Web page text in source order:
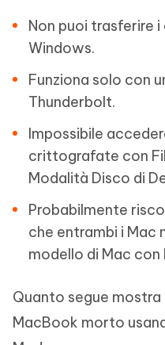
Non puoi trasferire
Windows.
Funziona solo con
Thunderbolt.
Impossibile
crittografate con
Modalità Disco di
Probabilmente
che entrambi i Mac
modello di Mac
Quanto segue
MacBook morto